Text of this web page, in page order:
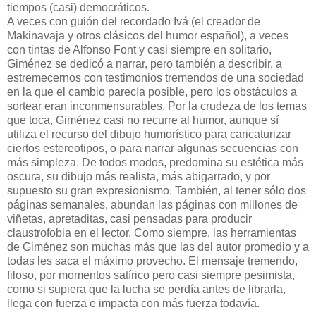
tiempos (casi) democráticos.
A veces con guión del recordado Ivá (el creador de
Makinavaja y otros clásicos del humor español), a veces
con tintas de Alfonso Font y casi siempre en solitario,
Giménez se dedicó a narrar, pero también a describir, a
estremecernos con testimonios tremendos de una sociedad
en la que el cambio parecía posible, pero los obstáculos a
sortear eran inconmensurables. Por la crudeza de los temas
que toca, Giménez casi no recurre al humor, aunque sí
utiliza el recurso del dibujo humorístico para caricaturizar
ciertos estereotipos, o para narrar algunas secuencias con
más simpleza. De todos modos, predomina su estética más
oscura, su dibujo más realista, más abigarrado, y por
supuesto su gran expresionismo. También, al tener sólo dos
páginas semanales, abundan las páginas con millones de
viñetas, apretaditas, casi pensadas para producir
claustrofobia en el lector. Como siempre, las herramientas
de Giménez son muchas más que las del autor promedio y a
todas les saca el máximo provecho. El mensaje tremendo,
filoso, por momentos satírico pero casi siempre pesimista,
como si supiera que la lucha se perdía antes de librarla,
llega con fuerza e impacta con más fuerza todavía.